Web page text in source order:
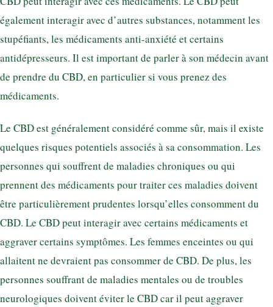
également interagir avec d’autres substances, notamment les
stupéfiants, les médicaments anti-anxiété et certains
antidépresseurs. Il est important de parler à son médecin avant
de prendre du CBD, en particulier si vous prenez des
médicaments.
Le CBD est généralement considéré comme sûr, mais il existe
quelques risques potentiels associés à sa consommation. Les
personnes qui souffrent de maladies chroniques ou qui
prennent des médicaments pour traiter ces maladies doivent
être particulièrement prudentes lorsqu’elles consomment du
CBD. Le CBD peut interagir avec certains médicaments et
aggraver certains symptômes. Les femmes enceintes ou qui
allaitent ne devraient pas consommer de CBD. De plus, les
personnes souffrant de maladies mentales ou de troubles
neurologiques doivent éviter le CBD car il peut aggraver